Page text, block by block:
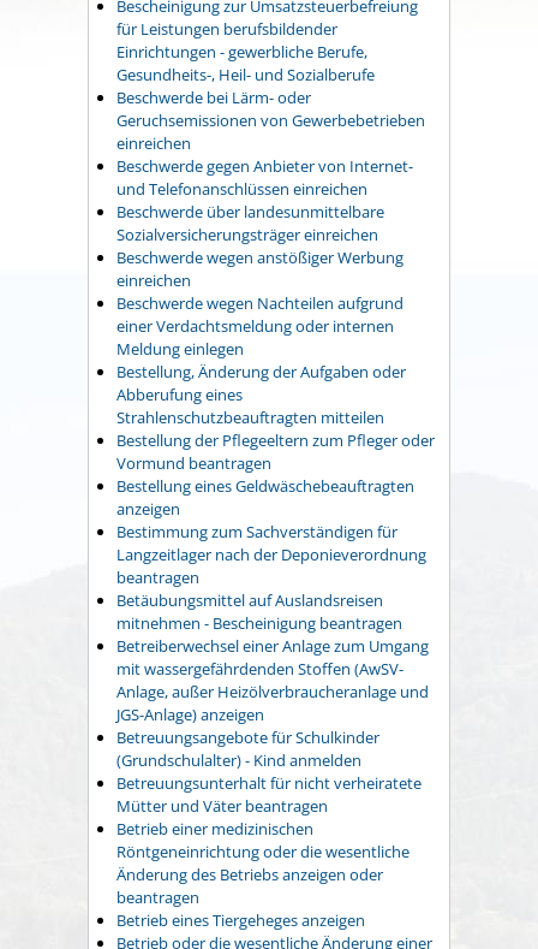
Bescheinigung zur Umsatzsteuerbefreiung
für Leistungen berufsbildender
Einrichtungen - gewerbliche Berufe,
Gesundheits-, Heil- und Sozialberufe
Beschwerde bei Lärm- oder
Geruchsemissionen von Gewerbebetrieben
einreichen
Beschwerde gegen Anbieter von Internet-
und Telefonanschlüssen einreichen
Beschwerde über landesunmittelbare
Sozialversicherungsträger einreichen
Beschwerde wegen anstößiger Werbung
einreichen
Beschwerde wegen Nachteilen aufgrund
einer Verdachtsmeldung oder internen
Meldung einlegen
Bestellung, Änderung der Aufgaben oder
Abberufung eines
Strahlenschutzbeauftragten mitteilen
Bestellung der Pflegeeltern zum Pfleger oder
Vormund beantragen
Bestellung eines Geldwäschebeauftragten
anzeigen
Bestimmung zum Sachverständigen für
Langzeitlager nach der Deponieverordnung
beantragen
Betäubungsmittel auf Auslandsreisen
mitnehmen - Bescheinigung beantragen
Betreiberwechsel einer Anlage zum Umgang
mit wassergefährdenden Stoffen (AwSV-
Anlage, außer Heizölverbraucheranlage und
JGS-Anlage) anzeigen
Betreuungsangebote für Schulkinder
(Grundschulalter) - Kind anmelden
Betreuungsunterhalt für nicht verheiratete
Mütter und Väter beantragen
Betrieb einer medizinischen
Röntgeneinrichtung oder die wesentliche
Änderung des Betriebs anzeigen oder
beantragen
Betrieb eines Tiergeheges anzeigen
Betrieb oder die wesentliche Änderung einer